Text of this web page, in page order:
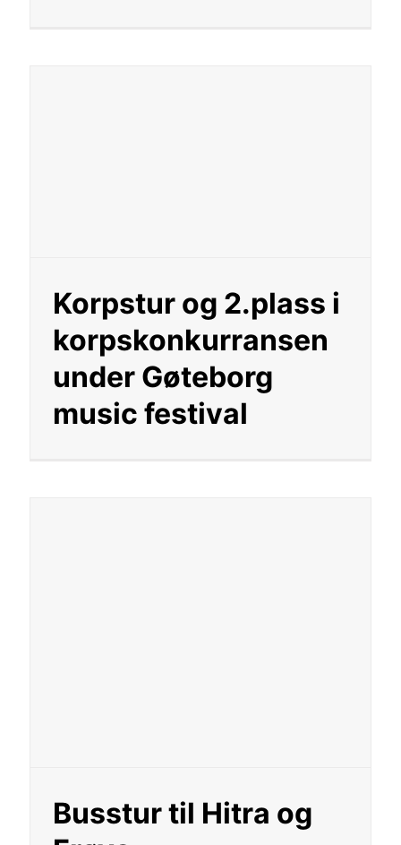
Korpstur og 2.plass i
korpskonkurransen
under Gøteborg
music festival
Busstur til Hitra og